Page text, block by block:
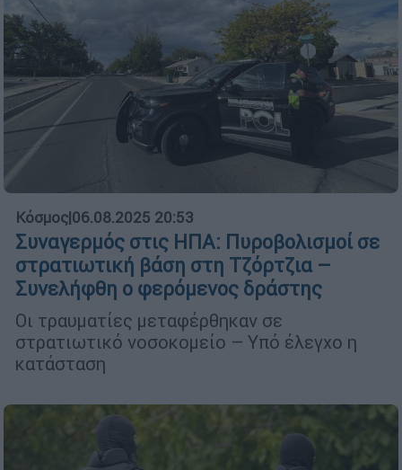
Κόσμος|06.08.2025 20:53
Συναγερμός στις ΗΠΑ: Πυροβολισμοί σε
στρατιωτική βάση στη Τζόρτζια –
Συνελήφθη ο φερόμενος δράστης
Οι τραυματίες μεταφέρθηκαν σε
στρατιωτικό νοσοκομείο – Υπό έλεγχο η
κατάσταση